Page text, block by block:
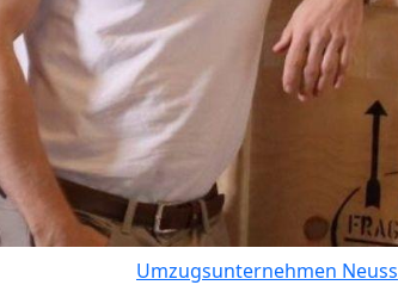
Umzugsunternehmen Neuss